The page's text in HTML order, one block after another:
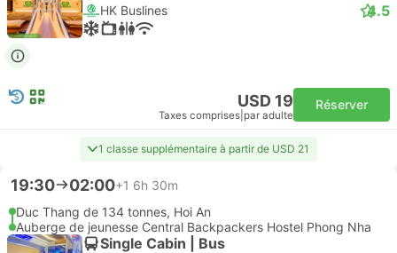
HK Buslines 4.5
USD 19
Taxes comprises par adulte
Réserver
1 classe supplémentaire à partir de USD 21
19:30 02:00+1 6h 30m
Duc Thang de 134 tonnes, Hoi An
Auberge de jeunesse Central Backpackers Hostel Phong Nha
Single Cabin | Bus